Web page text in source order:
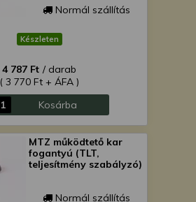
Normál szállítás
Készleten
4 787 Ft / darab
( 3 770 Ft + ÁFA )
Kosárba
MTZ működtető kar
fogantyú (TLT,
teljesítmény szabályzó)
Normál szállítás